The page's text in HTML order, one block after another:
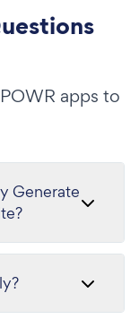
apps to
Generate